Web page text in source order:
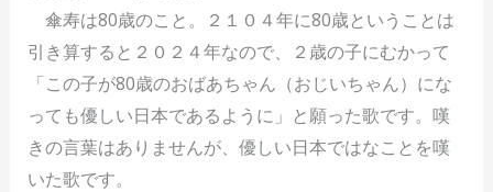
傘寿は80歳のこと。２１０４年に80歳ということは
引き算すると２０２４年なので、２歳の子にむかって
「この子が80歳のおばあちゃん（おじいちゃん）にな
っても優しい日本であるように」と願った歌です。嘆
きの言葉はありませんが、優しい日本ではなことを嘆
いた歌です。